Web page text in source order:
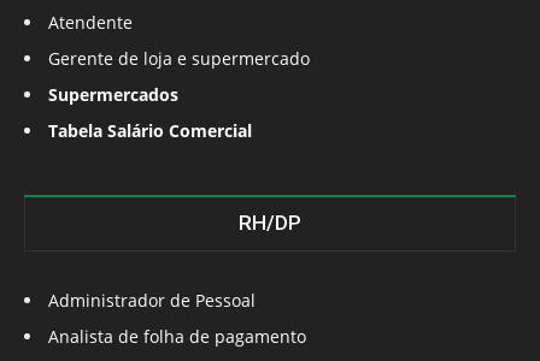
Atendente
Gerente de loja e supermercado
Supermercados
Tabela Salário Comercial
RH/DP
Administrador de Pessoal
Analista de folha de pagamento